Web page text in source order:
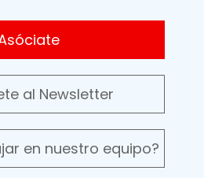
al Newsletter
en nuestro equipo?